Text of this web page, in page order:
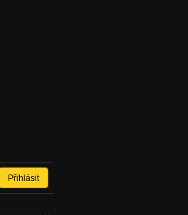
Přihlásit